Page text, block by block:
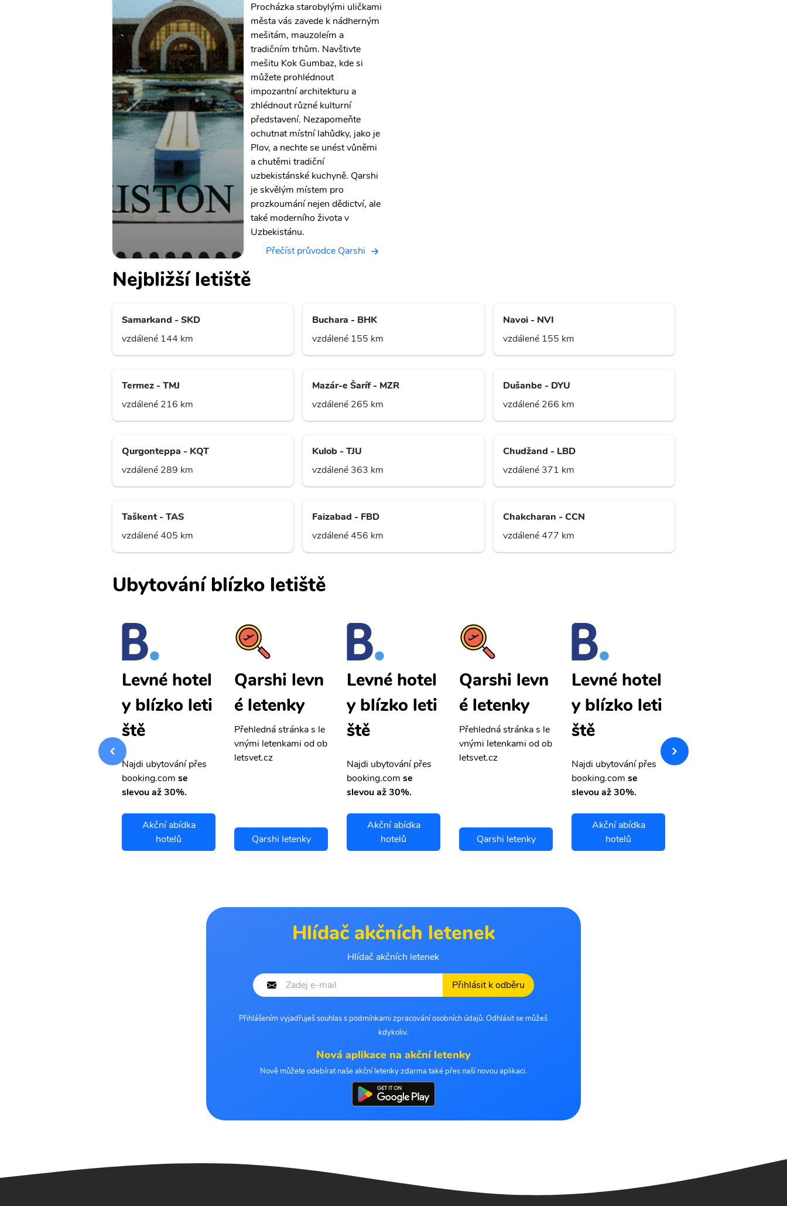
Procházka starobylými uličkami
města vás zavede k nádherným
mešitám, mauzoleím a
tradičním trhům. Navštivte
mešitu Kok Gumbaz, kde si
můžete prohlédnout
impozantní architekturu a
zhlédnout různé kulturní
představení. Nezapomeňte
ochutnat místní lahůdky, jako je
Plov, a nechte se unést vůněmi
a chutěmi tradiční
uzbekistánské kuchyně. Qarshi
je skvělým místem pro
prozkoumání nejen dědictví, ale
také moderního života v
Uzbekistánu.
Přečíst průvodce Qarshi
Nejbližší letiště
Samarkand - SKD
vzdálené 144 km
Buchara - BHK
vzdálené 155 km
Navoi - NVI
vzdálené 155 km
Termez - TMJ
vzdálené 216 km
Mazár-e Šaríf - MZR
vzdálené 265 km
Dušanbe - DYU
vzdálené 266 km
Qurgonteppa - KQT
vzdálené 289 km
Kulob - TJU
vzdálené 363 km
Chudžand - LBD
vzdálené 371 km
Taškent - TAS
vzdálené 405 km
Faizabad - FBD
vzdálené 456 km
Chakcharan - CCN
vzdálené 477 km
Ubytování blízko letiště
vnými letenkami od ob
Levné hotel
y blízko leti
ště
Najdi ubytování přes
booking.com se
slevou až 30%.
Akční abídka
hotelů
Qarshi levn
é letenky
Přehledná stránka s le
vnými letenkami od ob
letsvet.cz
Qarshi letenky
Levné hotel
y blízko leti
ště
Najdi ubytování přes
booking.com se
slevou až 30%.
Akční abídka
hotelů
Qarshi levn
é letenky
Přehledná stránka s le
vnými letenkami od ob
letsvet.cz
Qarshi letenky
Levné hotel
y blízko leti
ště
Najdi ubytování přes
booking.com se
slevou až 30%.
Akční abídka
hotelů
vnými letenkami od ob
letsvet.cz
Hlídač akčních letenek
Hlídač akčních letenek
Přihlásit k odběru
Přihlášením vyjadřuješ souhlas s podmínkami zpracování osobních údajů. Odhlásit se můžeš
kdykoliv.
Nová aplikace na akční letenky
Nově můžete odebírat naše akční letenky zdarma také přes naší novou aplikaci.